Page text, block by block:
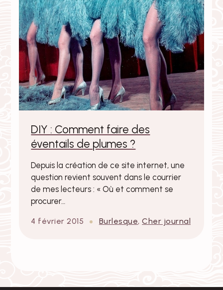
DIY : Comment faire des
éventails de plumes ?
Depuis la création de ce site internet, une
question revient souvent dans le courrier
de mes lecteurs : « Où et comment se
procurer…
4 février 2015 Burlesque,Cher journal